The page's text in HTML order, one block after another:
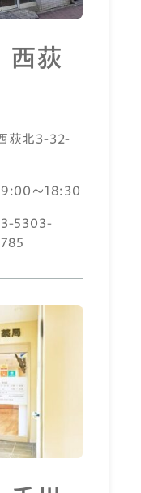
西荻
荻北3-32-
～18:30
5303-